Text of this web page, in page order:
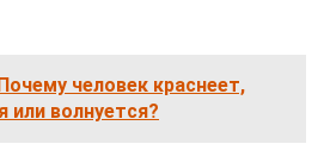
человек краснеет,
или волнуется?